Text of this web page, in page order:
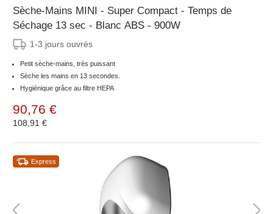
Sèche-Mains MINI - Super Compact - Temps de
Séchage 13 sec - Blanc ABS - 900W
1-3 jours ouvrés
Petit sèche-mains, très puissant
Sèche les mains en 13 secondes.
Hygiénique grâce au filtre HEPA
90,76 €
108,91 €
Express